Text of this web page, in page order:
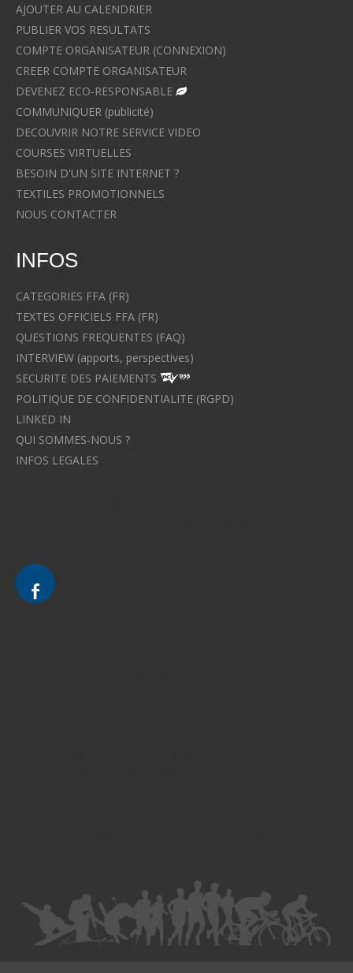
AJOUTER AU CALENDRIER
PUBLIER VOS RESULTATS
COMPTE ORGANISATEUR (CONNEXION)
CREER COMPTE ORGANISATEUR
DEVENEZ ECO-RESPONSABLE
COMMUNIQUER (publicité)
DECOUVRIR NOTRE SERVICE VIDEO
COURSES VIRTUELLES
BESOIN D'UN SITE INTERNET ?
TEXTILES PROMOTIONNELS
NOUS CONTACTER
INFOS
CATEGORIES FFA (FR)
TEXTES OFFICIELS FFA (FR)
QUESTIONS FREQUENTES (FAQ)
INTERVIEW (apports, perspectives)
SECURITE DES PAIEMENTS
POLITIQUE DE CONFIDENTIALITE (RGPD)
LINKED IN
QUI SOMMES-NOUS ?
INFOS LEGALES